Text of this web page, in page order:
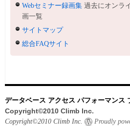
Webセミナー録画集 過去にオンラ
画一覧
サイトマップ
総合FAQサイト
データベース アクセス パフォーマンス
Copyright©2010 Climb Inc.
Copyright©2010 Climb Inc. Proudly